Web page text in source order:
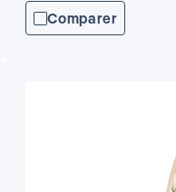
Comparer